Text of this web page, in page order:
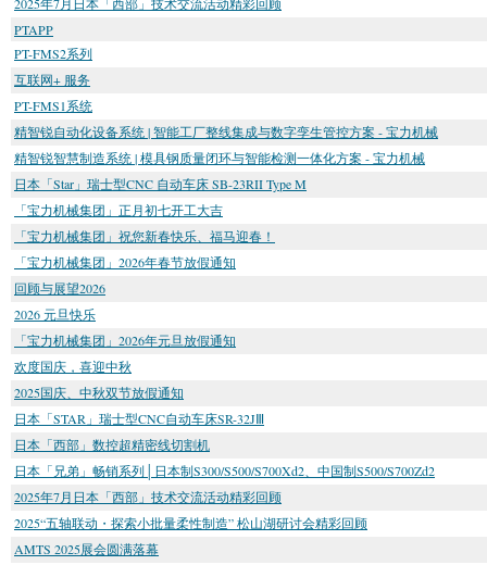
PTAPP
PT-FMS2系列
互联网+ 服务
PT-FMS1系统
精智锐自动化设备系统 | 智能工厂整线集成与数字孪生管控方案 - 宝力机械
精智锐智慧制造系统 | 模具钢质量闭环与智能检测一体化方案 - 宝力机械
日本「Star」瑞士型CNC 自动车床 SB-23RII Type M
「宝力机械集团」正月初七开工大吉
「宝力机械集团」祝您新春快乐、福马迎春！
「宝力机械集团」2026年春节放假通知
回顾与展望2026
2026 元旦快乐
「宝力机械集团」2026年元旦放假通知
欢度国庆，喜迎中秋
2025国庆、中秋双节放假通知
日本「STAR」瑞士型CNC自动车床SR-32JⅢ
日本「西部」数控超精密线切割机
日本「兄弟」畅销系列│日本制S300/S500/S700Xd2、中国制S500/S700Zd2
2025年7月日本「西部」技术交流活动精彩回顾
2025“五轴联动・探索小批量柔性制造” 松山湖研讨会精彩回顾
AMTS 2025展会圆满落幕